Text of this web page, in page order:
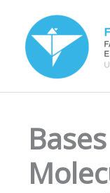
content